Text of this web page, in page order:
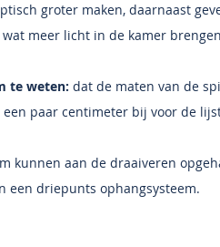
groter maken, daarnaast
wat meer licht in de kamer
te weten: dat de maten van de
een paar centimeter bij voor de
kunnen aan de draaiveren
een driepunts ophangsysteem.